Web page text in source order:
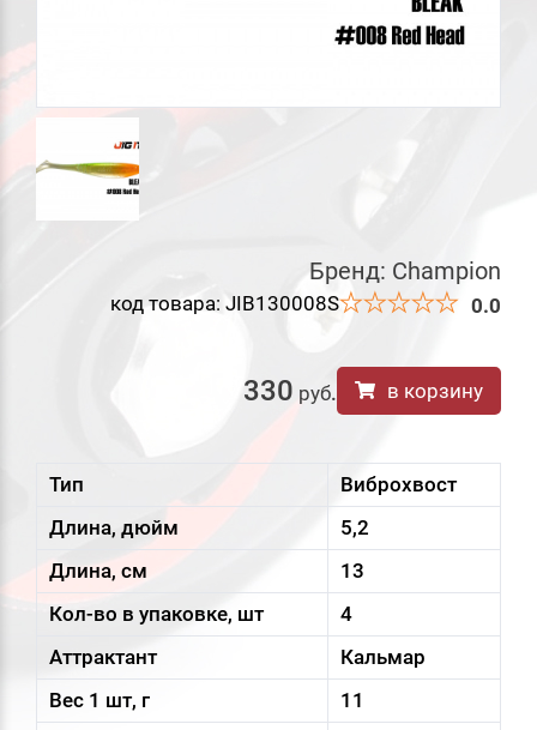
Бренд: Champion
код товара: JIB130008S 0.0
330 руб. в корзину
Тип
Виброхвост
Длина, дюйм
5,2
Длина, см
13
Кол-во в упаковке, шт
4
Аттрактант
Кальмар
Вес 1 шт, г
11